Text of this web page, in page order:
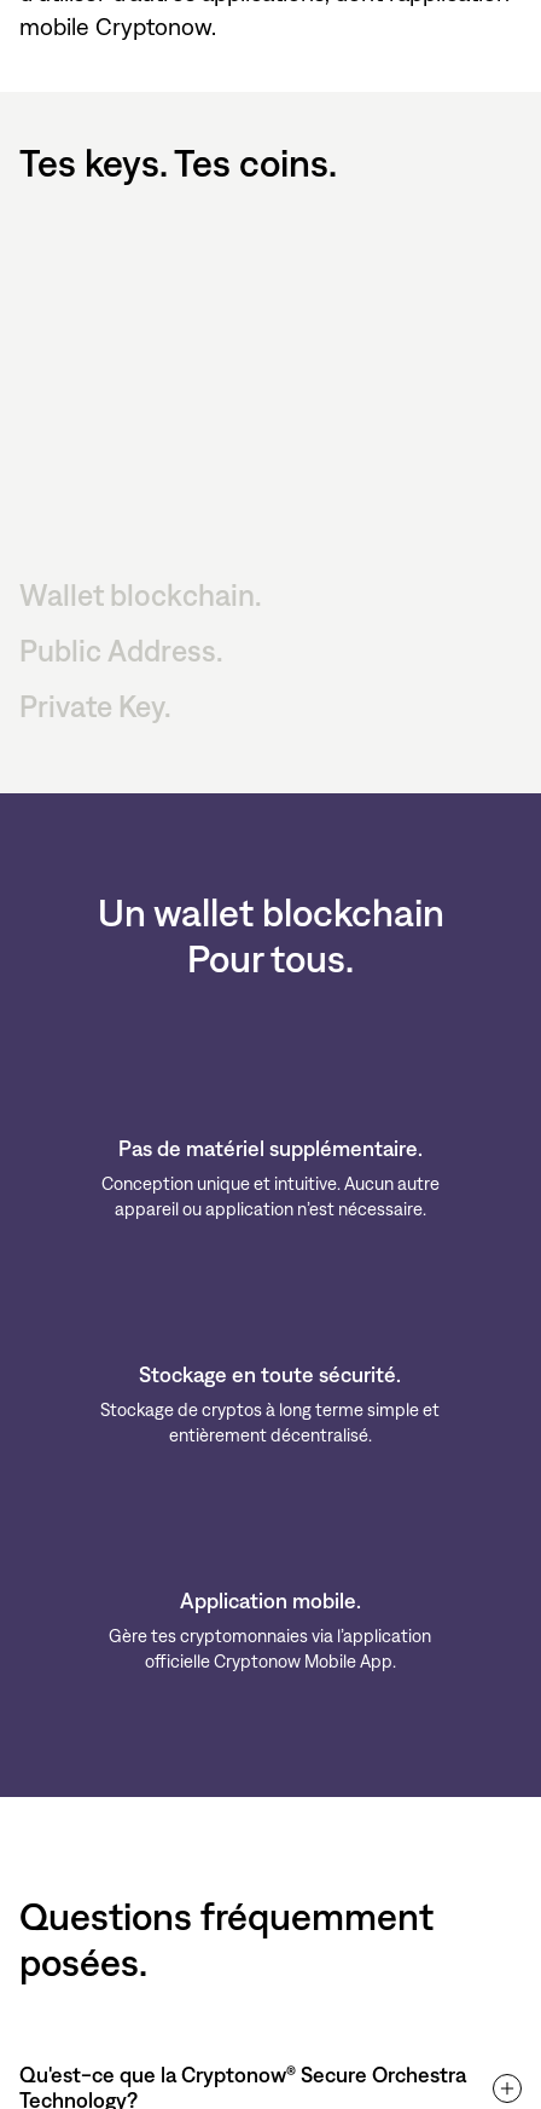
mobile Cryptonow.
Tes keys. Tes coins.
Wallet blockchain.
Public Address.
Private Key.
Un wallet blockchain
Pour tous.
Pas de matériel supplémentaire.
Conception unique et intuitive. Aucun autre
appareil ou application n’est nécessaire.
Stockage en toute sécurité.
Stockage de cryptos à long terme simple et
entièrement décentralisé.
Application mobile.
Gère tes cryptomonnaies via l’application
officielle Cryptonow Mobile App.
Questions fréquemment
posées.
Qu'est-ce que la Cryptonow® Secure Orchestra
Technology?